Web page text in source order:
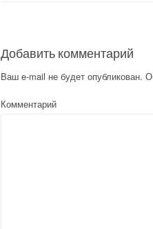
Добавить комментарий
Ваш e-mail не будет опубликован.
Комментарий